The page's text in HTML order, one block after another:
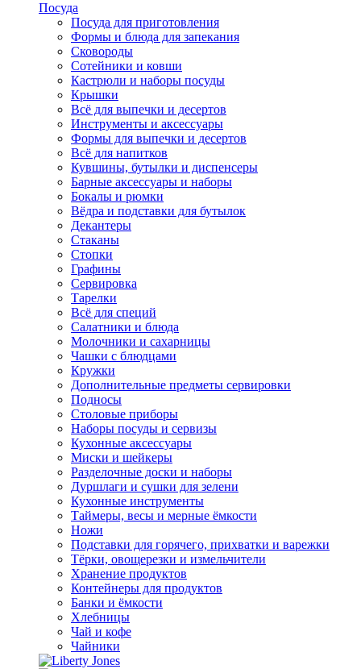
Посуда
Посуда для приготовления
Формы и блюда для запекания
Сковороды
Сотейники и ковши
Кастрюли и наборы посуды
Крышки
Всё для выпечки и десертов
Инструменты и аксессуары
Формы для выпечки и десертов
Всё для напитков
Кувшины, бутылки и диспенсеры
Барные аксессуары и наборы
Бокалы и рюмки
Вёдра и подставки для бутылок
Декантеры
Стаканы
Стопки
Графины
Сервировка
Тарелки
Всё для специй
Салатники и блюда
Молочники и сахарницы
Чашки с блюдцами
Кружки
Дополнительные предметы сервировки
Подносы
Столовые приборы
Наборы посуды и сервизы
Кухонные аксессуары
Миски и шейкеры
Разделочные доски и наборы
Дуршлаги и сушки для зелени
Кухонные инструменты
Таймеры, весы и мерные ёмкости
Ножи
Подставки для горячего, прихватки и варежки
Тёрки, овощерезки и измельчители
Хранение продуктов
Контейнеры для продуктов
Банки и ёмкости
Хлебницы
Чай и кофе
Чайники